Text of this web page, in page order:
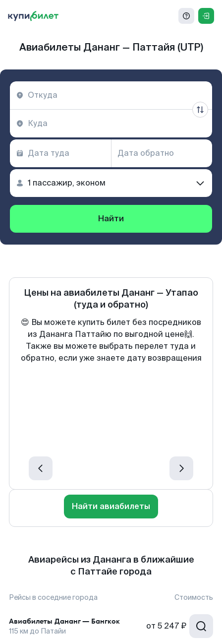
Авиабилеты Дананг — Паттайя (UTP)
Найти
Цены на авиабилеты Дананг — Утапао
(туда и обратно)
😍 Вы можете купить билет без посредников
из Дананга Паттайю по выгодной цене🙌.
Также вы можете выбрать перелет туда и
обратно, если уже знаете дату возвращения
Найти авиабилеты
Авиарейсы из Дананга в ближайшие
с Паттайе города
Рейсы в соседние города Стоимость
Авиабилеты Дананг— Бангкок
115 км до Патайи от 5 247 ₽